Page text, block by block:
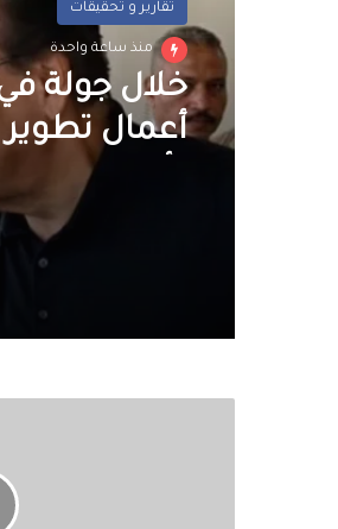
تقارير و تحقيقات
منذ ساعة واحدة
خلال جولة
أعمال
رأس الحكمة